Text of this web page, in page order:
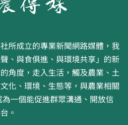
所成立的專業新聞網路媒體，我
、與食俱進、與環境共享」的新
角度，走入生活，觸及農業、土
化、環境、生態等，與農業相關
一個能促進群眾溝通、開放信
。